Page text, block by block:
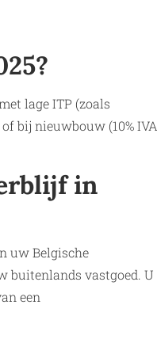
lage ITP (zoals
bij nieuwbouw (10% IVA
in
uw Belgische
buitenlands vastgoed. U
een